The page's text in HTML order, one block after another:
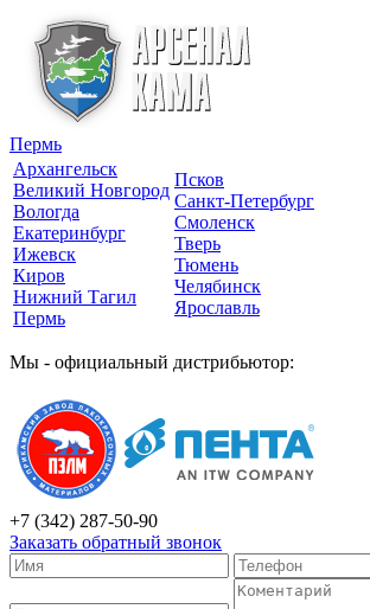
Пермь
Архангельск
Великий Новгород
Вологда
Екатеринбург
Ижевск
Киров
Нижний Тагил
Пермь
Псков
Санкт-Петербург
Смоленск
Тверь
Тюмень
Челябинск
Ярославль
Мы - официальный дистрибьютор:
+7 (342) 287-50-90
Заказать обратный звонок